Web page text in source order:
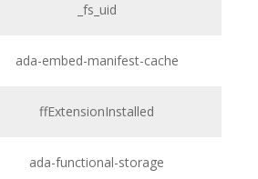
_fs_uid
ada-embed-manifest-cache
ffExtensionInstalled
ada-functional-storage